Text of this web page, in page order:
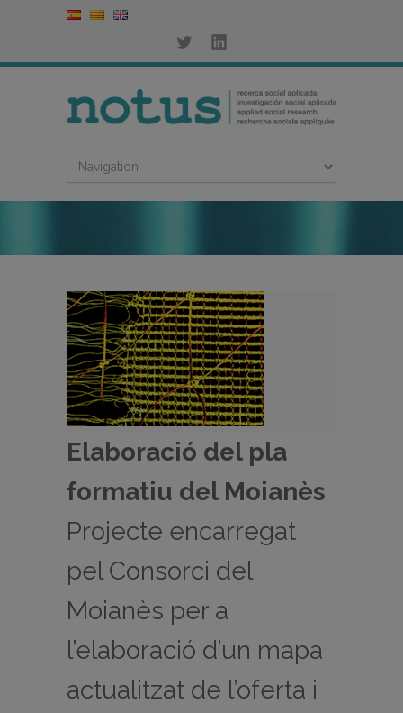
Elaboració del pla
formatiu del Moianès
Projecte encarregat
pel Consorci del
Moianès per a
l’elaboració d’un mapa
actualitzat de l’oferta i